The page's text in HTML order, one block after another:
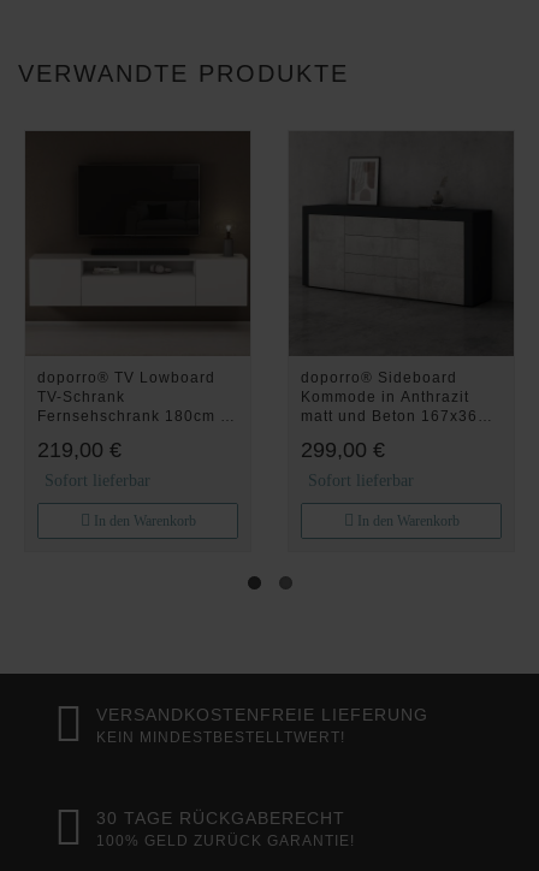
VERWANDTE PRODUKTE
doporro® TV Lowboard
TV-Schrank
Fernsehschrank 180cm in
Stehend Fernsehtisch,
TV-Regal für Fernseher
219,00 €
Sofort lieferbar
In den Warenkorb
doporro® Sideboard
Kommode in Anthrazit
matt und Beton 167x36
Aufbewahrungsschrank
Holz Bodenstehend
299,00 €
Sofort lieferbar
In den Warenkorb
VERSANDKOSTENFREIE LIEFERUNG
KEIN MINDESTBESTELLTWERT!
30 TAGE RÜCKGABERECHT
100% GELD ZURÜCK GARANTIE!